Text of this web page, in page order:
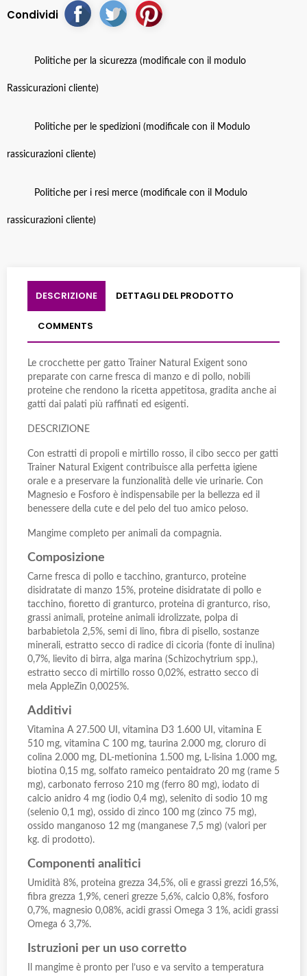
Condividi
Politiche per la sicurezza (modificale con il modulo
Rassicurazioni cliente)
Politiche per le spedizioni (modificale con il Modulo
rassicurazioni cliente)
Politiche per i resi merce (modificale con il Modulo
rassicurazioni cliente)
DESCRIZIONE DETTAGLI DEL PRODOTTO
COMMENTS
Le crocchette per gatto Trainer Natural Exigent sono
preparate con carne fresca di manzo e di pollo, nobili
proteine che rendono la ricetta appetitosa, gradita anche ai
gatti dai palati più raffinati ed esigenti.
DESCRIZIONE
Con estratti di propoli e mirtillo rosso, il cibo secco per gatti
Trainer Natural Exigent contribuisce alla perfetta igiene
orale e a preservare la funzionalità delle vie urinarie. Con
Magnesio e Fosforo è indispensabile per la bellezza ed il
benessere della cute e del pelo del tuo amico peloso.
Mangime completo per animali da compagnia.
Composizione
Carne fresca di pollo e tacchino, granturco, proteine
disidratate di manzo 15%, proteine disidratate di pollo e
tacchino, fioretto di granturco, proteina di granturco, riso,
grassi animali, proteine animali idrolizzate, polpa di
barbabietola 2,5%, semi di lino, fibra di pisello, sostanze
minerali, estratto secco di radice di cicoria (fonte di inulina)
0,7%, lievito di birra, alga marina (Schizochytrium spp.),
estratto secco di mirtillo rosso 0,02%, estratto secco di
mela AppleZin 0,0025%.
Additivi
Vitamina A 27.500 UI, vitamina D3 1.600 UI, vitamina E
510 mg, vitamina C 100 mg, taurina 2.000 mg, cloruro di
colina 2.000 mg, DL-metionina 1.500 mg, L-lisina 1.000 mg,
biotina 0,15 mg, solfato rameico pentaidrato 20 mg (rame 5
mg), carbonato ferroso 210 mg (ferro 80 mg), iodato di
calcio anidro 4 mg (iodio 0,4 mg), selenito di sodio 10 mg
(selenio 0,1 mg), ossido di zinco 100 mg (zinco 75 mg),
ossido manganoso 12 mg (manganese 7,5 mg) (valori per
kg. di prodotto).
Componenti analitici
Umidità 8%, proteina grezza 34,5%, oli e grassi grezzi 16,5%,
fibra grezza 1,9%, ceneri grezze 5,6%, calcio 0,8%, fosforo
0,7%, magnesio 0,08%, acidi grassi Omega 3 1%, acidi grassi
Omega 6 3,7%.
Istruzioni per un uso corretto
Il mangime è pronto per l’uso e va servito a temperatura